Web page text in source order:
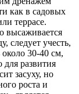
как в садовых
террасе.
высаживается
следует учесть,
30-40 см,
для развития
засуху, но
роста и